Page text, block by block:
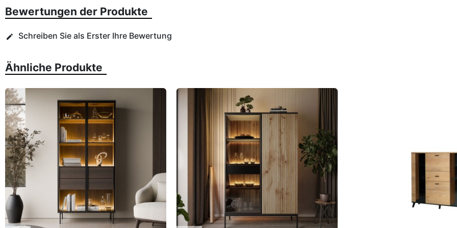
Bewertungen der Produkte
edit Schreiben Sie als Erster Ihre Bewertung
Ähnliche Produkte